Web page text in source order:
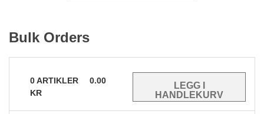
Bulk Orders
0ARTIKLER
0.00
KR